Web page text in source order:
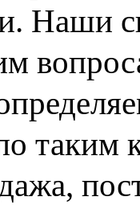
Наши
таким